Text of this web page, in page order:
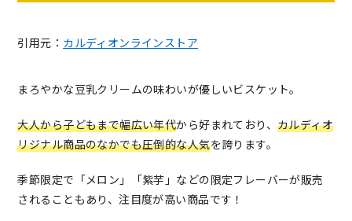
引用元： カルディオンラインストア
まろやかな豆乳クリームの味わいが優しいビスケット。
大人から子どもまで幅広い年代から好まれており、カルディオ
リジナル商品のなかでも圧倒的な人気を誇ります。
季節限定で「メロン」「紫芋」などの限定フレーバーが販売
されることもあり、注目度が高い商品です！